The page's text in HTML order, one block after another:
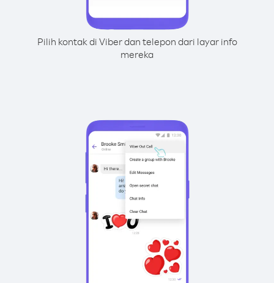
Pilih kontak di Viber dan telepon dari layar info
mereka